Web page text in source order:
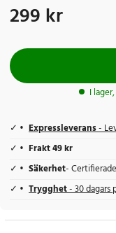
Pris:299 kr
299 kr
I
Expressleverans-
Frakt 49 kr
Säkerhet-
Trygghet- 30 dagars